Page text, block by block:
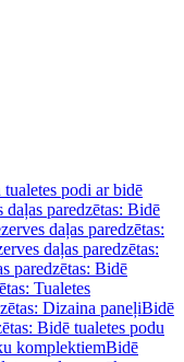
podi ar bidē
daļas paredzētas: Bidē
daļas paredzētas:
daļas paredzētas:
paredzētas: Bidē
Tualetes
Dizaina paneļiBidē
Bidē tualetes podu
komplektiemBidē